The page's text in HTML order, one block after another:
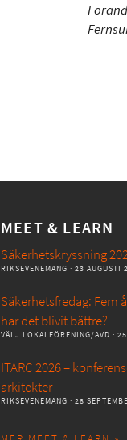
MEET & LEARN
Säkerhetskryssning
RIKSEVENEMANG · 23 AUGUSTI
Säkerhetsfredag: Fem
har det blivit bättre?
VÄLJ LOKALFÖRENING/AVD ·
ITARC 2026 –
arkitekter
RIKSEVENEMANG · 28